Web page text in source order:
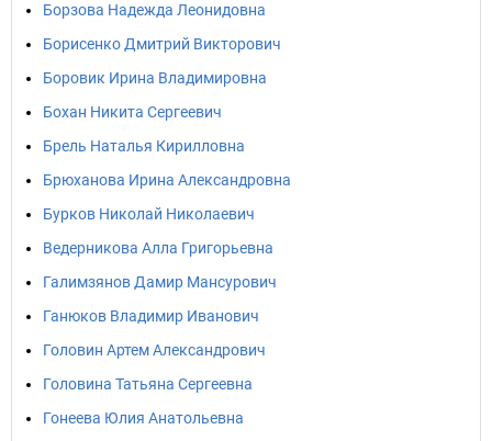
Борзова Надежда Леонидовна
Борисенко Дмитрий Викторович
Боровик Ирина Владимировна
Бохан Никита Сергеевич
Брель Наталья Кирилловна
Брюханова Ирина Александровна
Бурков Николай Николаевич
Ведерникова Алла Григорьевна
Галимзянов Дамир Мансурович
Ганюков Владимир Иванович
Головин Артем Александрович
Головина Татьяна Сергеевна
Гонеева Юлия Анатольевна